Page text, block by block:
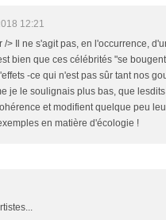
12:21
/> Il ne s'agit pas, en l'occurrence,
bien que ces célébrités "se
-ce qui n'est pas sûr tant nos
je le soulignais plus bas, que
et modifient quelque peu
en matière d'écologie !